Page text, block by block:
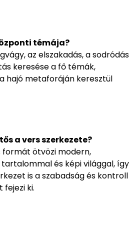
témája?
az elszakadás, a sodródás
keresése a fő témák,
hajó metaforáján keresztül
a vers szerkezete?
formát ötvözi modern,
és képi világgal, így
is a szabadság és kontroll
ki.